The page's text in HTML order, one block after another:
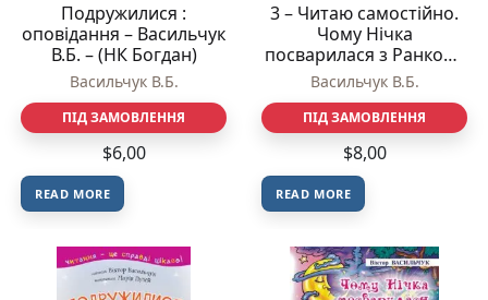
Подружилися :
оповідання – Васильчук
В.Б. – (НК Богдан)
Васильчук В.Б.
ПІД ЗАМОВЛЕННЯ
$6,00
READ MORE
3 – Читаю самостійно.
Чому Нічка
посварилася з Ранком :
казка – Васильчук В.Б. –
(НК Богдан)
Васильчук В.Б.
ПІД ЗАМОВЛЕННЯ
$8,00
READ MORE